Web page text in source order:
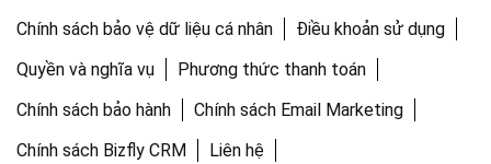
Chính sách bảo vệ dữ liệu cá nhân
Điều khoản sử dụng
Quyền và nghĩa vụ
Phương thức thanh toán
Chính sách bảo hành
Chính sách Email Marketing
Chính sách Bizfly CRM
Liên hệ